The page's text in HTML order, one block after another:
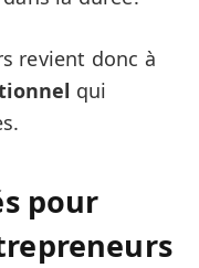
revient donc à
qui
pour